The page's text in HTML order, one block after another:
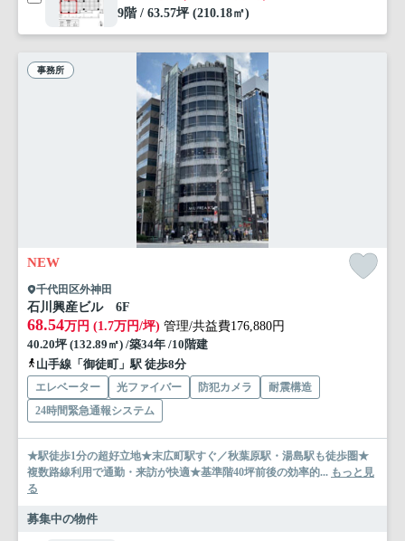
9階 / 63.57坪 (210.18㎡)
事務所
NEW
千代田区外神田
石川興産ビル 6F
68.54万円 (1.7万円/坪) 管理/共益費176,880円
40.20坪 (132.89㎡) /築34年 /10階建
山手線「御徒町」駅 徒歩8分
エレベーター 光ファイバー 防犯カメラ
耐震構造
24時間緊急通報システム
★駅徒歩1分の超好立地★末広町駅すぐ／秋葉原駅・湯島駅も徒歩圏★
複数路線利用で通勤・来訪が快適★基準階40坪前後の効率的... もっと見
る
募集中の物件